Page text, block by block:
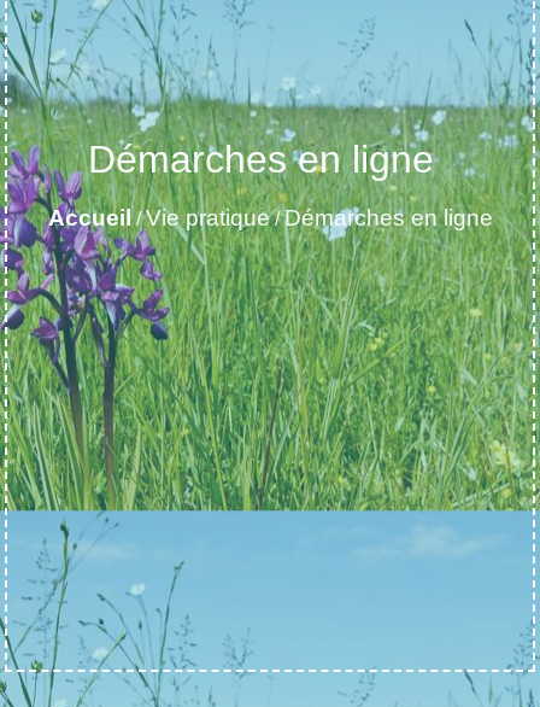
Démarches en ligne
Accueil/Vie pratique/Démarches en ligne